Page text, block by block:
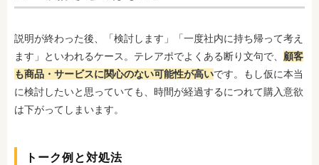
説明が終わった後、「検討します」「一度社内に持ち帰って考え
ます」といわれるケース。テレアポでよくある断り文句で、 顧客
も商品・サービスに関心のない可能性が高いです。もし仮に本当
に検討したいと思っていても、時間が経過するにつれて購入意欲
は下がってしまいます。
トーク例と対処法